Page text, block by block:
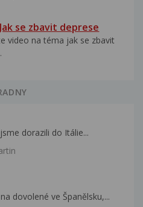
Jak se zbavit deprese
video na téma jak se zbavit
dorazili do Itálie...
dovolené ve Španělsku,...